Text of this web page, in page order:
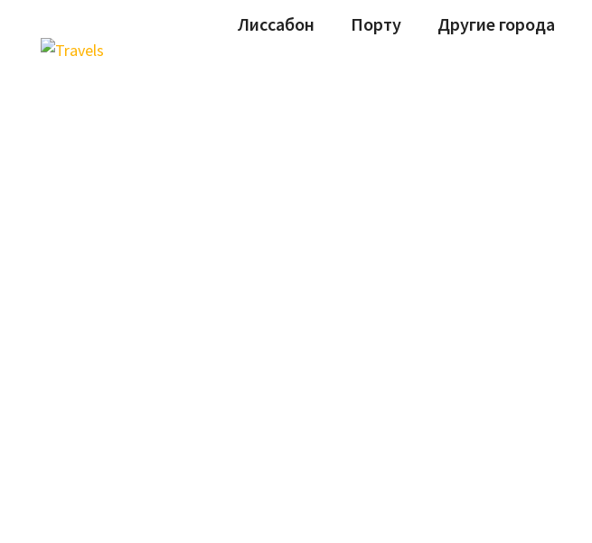
Лиссабон Порту Другие города